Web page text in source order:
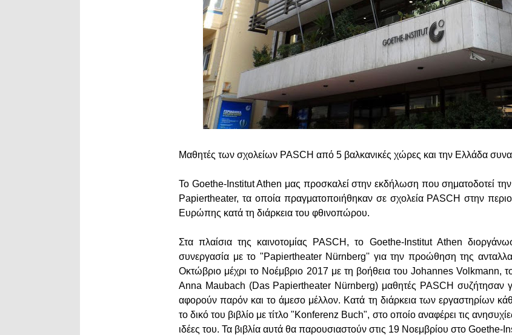
Μαθητές των σχολείων PASCH από 5 βαλκανικές χώρες και την Ελλάδα
Το Goethe-Institut Athen μας προσκαλεί στην εκδήλωση που σηματοδοτεί
Papiertheater, τα οποία πραγματοποιήθηκαν σε σχολεία PASCH στην
Ευρώπης κατά τη διάρκεια του φθινοπώρου.
Στα πλαίσια της καινοτομίας PASCH, το Goethe-Institut Athen
συνεργασία με το "Papiertheater Nürnberg'' για την προώθηση της
Οκτώβριο μέχρι το Νοέμβριο 2017 με τη βοήθεια του Johannes Volkmann,
Anna Maubach (Das Papiertheater Nürnberg) μαθητές PASCH συζήτησαν
αφορούν παρόν και το άμεσο μέλλον. Κατά τη διάρκεια των εργαστηρίων
το δικό του βιβλίο με τίτλο "Konferenz Buch", στο οποίο αναφέρει τις ανησυχίες,
ιδέες του. Τα βιβλία αυτά θα παρουσιαστούν στις 19 Νοεμβρίου στο Goethe-